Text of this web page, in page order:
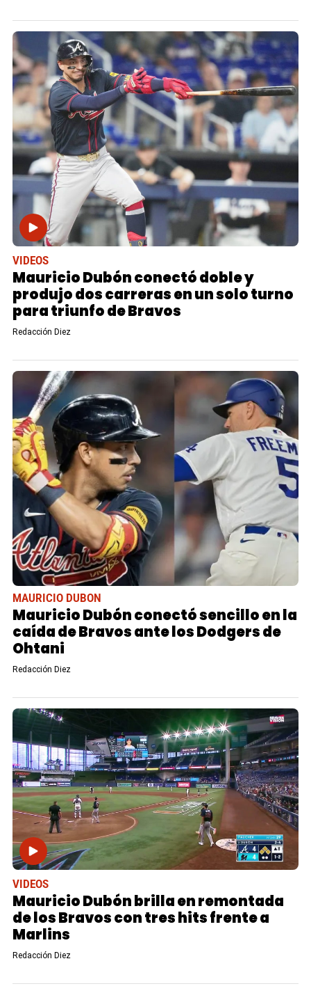
VIDEOS
Mauricio Dubón conectó doble y
produjo dos carreras en un solo turno
para triunfo de Bravos
Redacción Diez
MAURICIO DUBON
Mauricio Dubón conectó sencillo en la
caída de Bravos ante los Dodgers de
Ohtani
Redacción Diez
VIDEOS
Mauricio Dubón brilla en remontada
de los Bravos con tres hits frente a
Marlins
Redacción Diez